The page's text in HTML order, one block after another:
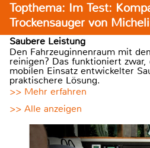
Topthema: Im Test:
Trockensauger von
Saubere Leistung
Den Fahrzeuginnenraum mit
reinigen? Das funktioniert
mobilen Einsatz entwickelter
praktischere Lösung.
>> Mehr erfahren
>> Alle anzeigen